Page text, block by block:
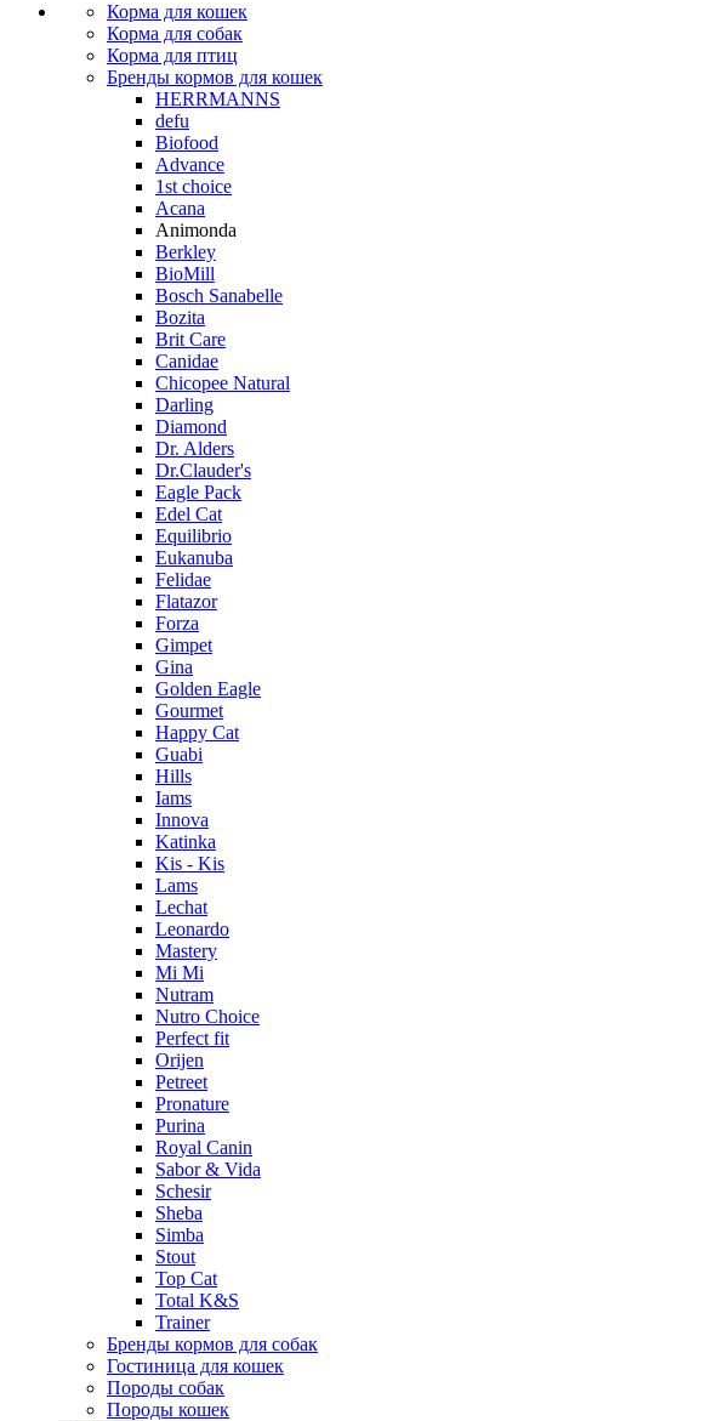
Корма для кошек
Корма для собак
Корма для птиц
Бренды кормов для кошек
HERRMANNS
defu
Biofood
Advance
1st choice
Acana
Animonda
Berkley
BioMill
Bosch Sanabelle
Bozita
Brit Care
Canidae
Chicopee Natural
Darling
Diamond
Dr. Alders
Dr.Clauder's
Eagle Pack
Edel Cat
Equilibrio
Eukanuba
Felidae
Flatazor
Forza
Gimpet
Gina
Golden Eagle
Gourmet
Happy Cat
Guabi
Hills
Iams
Innova
Katinka
Kis - Kis
Lams
Lechat
Leonardo
Mastery
Mi Mi
Nutram
Nutro Choice
Perfect fit
Orijen
Petreet
Pronature
Purina
Royal Canin
Sabor & Vida
Schesir
Sheba
Simba
Stout
Top Cat
Total K&S
Trainer
Бренды кормов для собак
Гостиница для кошек
Породы собак
Породы кошек